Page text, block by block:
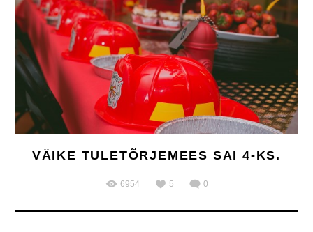
VÄIKE TULETÕRJEMEES SAI 4-KS.
6954 5 0